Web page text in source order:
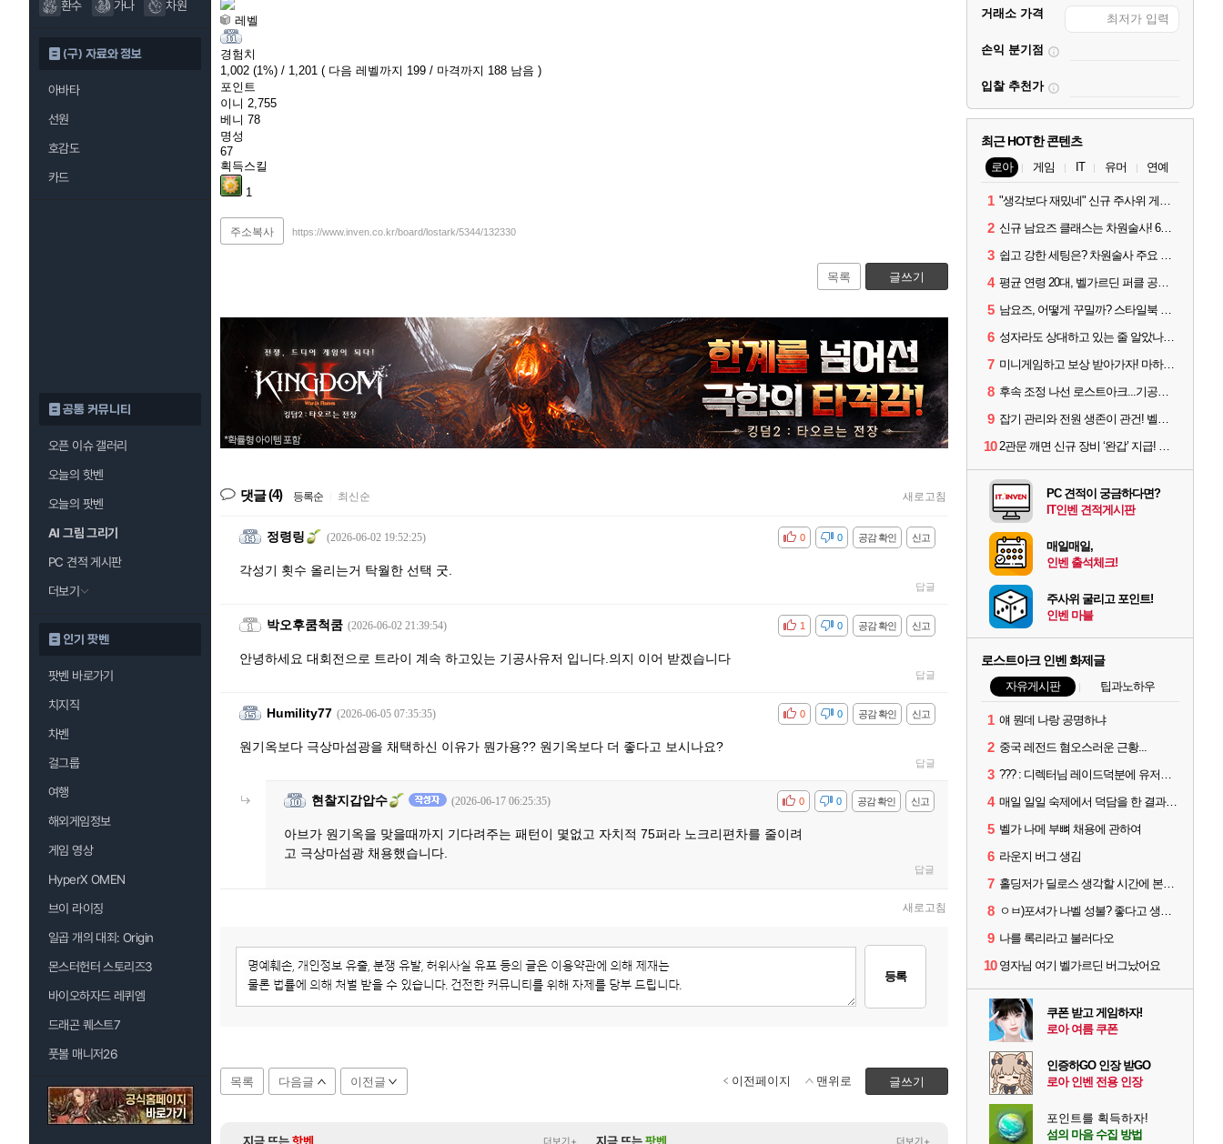
환수
가나 차원
(구) 자료와 정보
아바타
선원
호감도
카드
공통 커뮤니티
오픈 이슈 갤러리
오늘의 핫벤
오늘의 팟벤
AI 그림 그리기
PC 견적 게시판
더보기
인기 팟벤
팟벤 바로가기
치지직
차벤
걸그룹
여행
해외게임정보
게임 영상
HyperX OMEN
브이 라이징
일곱 개의 대죄: Origin
몬스터헌터 스토리즈3
바이오하자드 레퀴엠
드래곤 퀘스트7
풋볼 매니저26
레벨
경험치
1,002 (1%) / 1,201 ( 다음 레벨까지 199 / 마격까지 188 남음 )
포인트
이니 2,755
베니 78
명성
67
획득스킬
1
주소복사 https://www.inven.co.kr/board/lostark/5344/132330
목록 글쓰기
댓글(4) 등록순 최신순 새로고침
정령링 (2026-06-02 19:52:25) 신고
공감 확인
비공감 0
0
각성기 횟수 올리는거 탁월한 선택 굿.
답글
박오후쿰척쿰 (2026-06-02 21:39:54) 신고
공감 확인
비공감 0
1
안녕하세요 대회전으로 트라이 계속 하고있는 기공사유저 입니다.의지 이어 받겠습니다
답글
Humility77 (2026-06-05 07:35:35) 신고
공감 확인
비공감 0
0
원기옥보다 극상마섬광을 채택하신 이유가 뭔가용?? 원기옥보다 더 좋다고 보시나요?
답글
현찰지갑압수 (2026-06-17 06:25:35) 신고
공감 확인
비공감 0
0
아브가 원기옥을 맞을때까지 기다려주는 패턴이 몇없고 자치적 75퍼라 노크리편차를 줄이려
고 극상마섬광 채용했습니다.
답글
새로고침
등록
목록 다음글 이전글 글쓰기
이전페이지 맨위로
지금 뜨는핫벤 더보기+ 지금 뜨는팟벤 더보기+
거래소 가격
손익 분기점
입찰 추천가
최근 HOT한 콘텐츠
로아 게임 IT 유머 연예
1 "생각보다 재밌네" 신규 주사위 게임 티카투카 호평
2 신규 남요즈 클래스는 차원술사! 6월 20일 로아온 썸머 정리
3 쉽고 강한 세팅은? 차원술사 주요 빌드와 스킬 코드
4 평균 연령 20대, 벨가르딘 퍼클 공대 '영로티'를 만나다
5 남요즈, 어떻게 꾸밀까? 스타일북 인기 차원술사 커스터마이즈
6 성자라도 상대하고 있는 줄 알았나? 벨가르딘 이모저모
7 미니게임하고 보상 받아가자! 마하라카 썸머 캠프 할 일은?
8 후속 조정 나선 로스트아크...기공사, 차원술사 하향
9 잡기 관리와 전원 생존이 관건! 벨가르딘 유물 칭호 획득방법 정리
10 2관문 깨면 신규 장비 ‘완갑’ 지급! 그림자 레이드 벨가르딘 공개
PC 견적이 궁금하다면?
IT인벤 견적게시판
매일매일,
인벤 출석체크!
주사위 굴리고 포인트!
인벤 마블
로스트아크 인벤 화제글
자유게시판 팁과노하우
1 얘 뭔데 나랑 공명하냐
2 중국 레전드 혐오스러운 근황...
3 ??? : 디렉터님 레이드덕분에 유저들 민심이 좋아졌습니다
4 매일 일일 숙제에서 덕담을 한 결과.png
5 벨가 나메 부뼈 채용에 관하여
6 라운지 버그 생김
7 홀딩저가 딜로스 생각할 시간에 본인 스킬 사이클이나 제대로 굴려라
8 ㅇㅂ)포셔가 나벨 성불? 좋다고 생각하는 직업
9 나를 록리라고 불러다오
10 영자님 여기 벨가르딘 버그났어요
쿠폰 받고 게임하자!
로아 여름 쿠폰
인증하GO 인장 받GO
로아 인벤 전용 인장
포인트를 획득하자!
섬의 마음 수집 방법